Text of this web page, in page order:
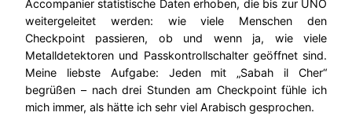
Accompanier statistische Daten erhoben, die bis zur UNO
weitergeleitet werden: wie viele Menschen den
Checkpoint passieren, ob und wenn ja, wie viele
Metalldetektoren und Passkontrollschalter geöffnet sind.
Meine liebste Aufgabe: Jeden mit „Sabah il Cher“
begrüßen – nach drei Stunden am Checkpoint fühle ich
mich immer, als hätte ich sehr viel Arabisch gesprochen.